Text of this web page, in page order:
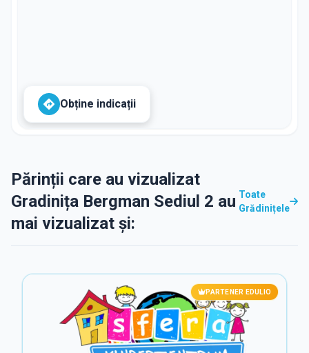
Obține indicații
Părinții care au vizualizat
Gradinița Bergman Sediul 2 au
mai vizualizat și:
Toate
Grădinițele
PARTENER EDULIO